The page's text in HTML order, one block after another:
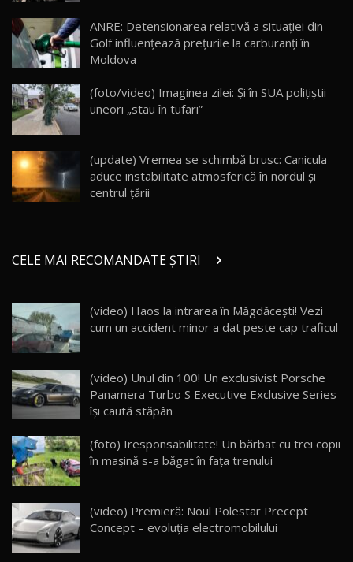
17 20:06
Va fi modelul nr.1 BYD în Moldova? BYD Seal U
30:08
AutoBlog.MD
23:36
20
Noul ZEEKR 7X / Test Drive AutoBlog.MD
29:08
21
Micul BYD Dolphin Surf / Test Drive
AutoBlog.MD
16:59
22
Noua Mazda 6e / Test Drive AutoBlog.MD
26:59
23
Lynk & Co 01 / Test Drive AutoBlog.MD
25:19
24
ZEEKR 009: Cel mai Performant și Confortabil
Van Electric Testat în Moldova / AutoBlog.MD
26:38
mai Exclusiv și Puternic Defender Testat în
Moldova
32:21
ANRE: Detensionarea relativă a situației din
Golf influențează prețurile la carburanți în
Moldova
(foto/video) Imaginea zilei: Și în SUA polițiștii
uneori „stau în tufari”
(update) Vremea se schimbă brusc: Canicula
aduce instabilitate atmosferică în nordul și
centrul țării
CELE MAI RECOMANDATE ȘTIRI
(video) Haos la intrarea în Măgdăceşti! Vezi
cum un accident minor a dat peste cap traficul
(video) Unul din 100! Un exclusivist Porsche
Panamera Turbo S Executive Exclusive Series
îşi caută stăpân
(foto) Iresponsabilitate! Un bărbat cu trei copii
în mașină s-a băgat în fața trenului
(video) Premieră: Noul Polestar Precept
Concept – evoluţia electromobilului